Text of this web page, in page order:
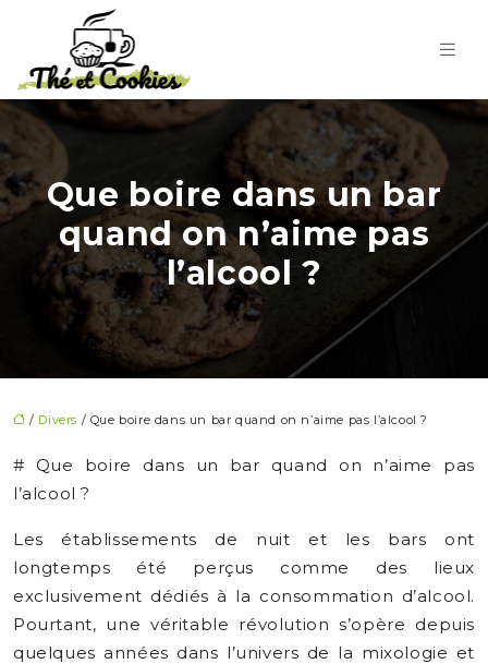
Que boire dans un bar
quand on n’aime pas
l’alcool ?
/ Divers / Que boire dans un bar quand on n’aime pas l’alcool ?
# Que boire dans un bar quand on n’aime pas
l’alcool ?
Les établissements de nuit et les bars ont
longtemps été perçus comme des lieux
exclusivement dédiés à la consommation d’alcool.
Pourtant, une véritable révolution s’opère depuis
quelques années dans l’univers de la mixologie et